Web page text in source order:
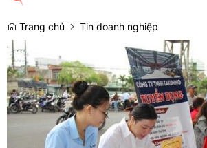
Trang chủ Tin doanh nghiệp